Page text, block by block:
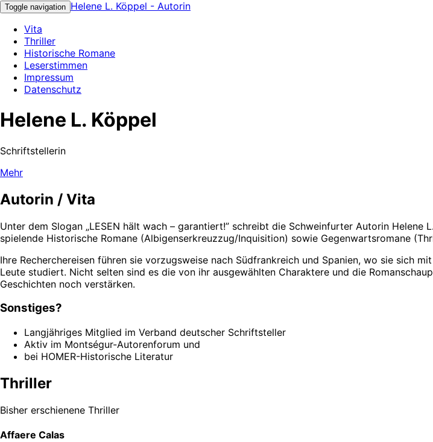
Toggle navigation Helene L. Köppel - Autorin
Vita
Thriller
Historische Romane
Leserstimmen
Impressum
Datenschutz
Helene L. Köppel
Schriftstellerin
Mehr
Autorin / Vita
Unter dem Slogan „LESEN hält wach – garantiert!” schreibt die Schweinfurter Autorin
spielende Historische Romane (Albigenserkreuzzug/Inquisition) sowie Gegenwartsromane
Ihre Recherchereisen führen sie vorzugsweise nach Südfrankreich und Spanien, wo sie sich
Leute studiert. Nicht selten sind es die von ihr ausgewählten Charaktere und die
Geschichten noch verstärken.
Sonstiges?
Langjähriges Mitglied im Verband deutscher Schriftsteller
Aktiv im Montségur-Autorenforum und
bei HOMER-Historische Literatur
Thriller
Bisher erschienene Thriller
Affaere Calas